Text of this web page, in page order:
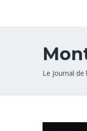
Fil
Le Journal de